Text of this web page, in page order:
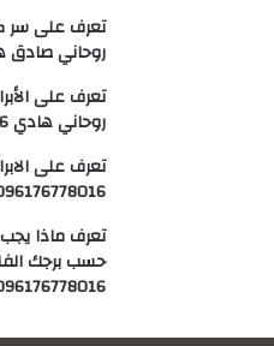
تعرف على سر
روحاني صادق هادي
تعرف على
روحاني هادي 0096176778016
تعرف على
تعرف ماذا
حسب برجك